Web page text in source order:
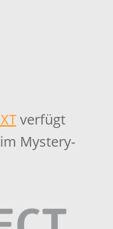
verfügt
Mystery-